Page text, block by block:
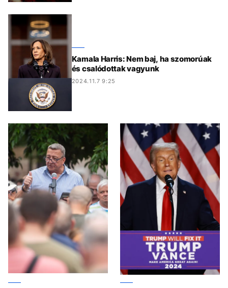
Kamala Harris: Nem baj, ha szomorúak
és csalódottak vagyunk
2024.11.7 9:25